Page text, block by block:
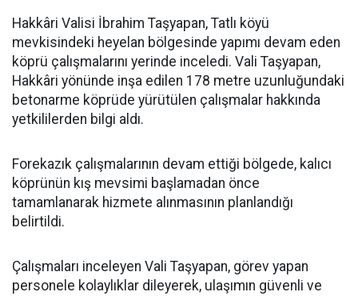
Hakkâri Valisi İbrahim Taşyapan, Tatlı köyü
mevkisindeki heyelan bölgesinde yapımı devam eden
köprü çalışmalarını yerinde inceledi. Vali Taşyapan,
Hakkâri yönünde inşa edilen 178 metre uzunluğundaki
betonarme köprüde yürütülen çalışmalar hakkında
yetkililerden bilgi aldı.
Forekazık çalışmalarının devam ettiği bölgede, kalıcı
köprünün kış mevsimi başlamadan önce
tamamlanarak hizmete alınmasının planlandığı
belirtildi.
Çalışmaları inceleyen Vali Taşyapan, görev yapan
personele kolaylıklar dileyerek, ulaşımın güvenli ve